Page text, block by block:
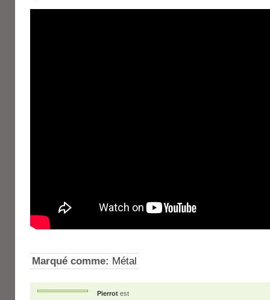
Marqué comme: Métal
Pierrot est